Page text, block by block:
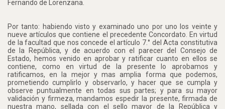
Fernando de Lorenzana.
Por tanto: habiendo visto y examinado uno por uno los veinte y
nueve artículos que contiene el precedente Concordato. En virtud
de la facultad que nos concede el artículo 7.° del Acta constitutiva
de la República, y de acuerdo con el parecer del Consejo de
Estado, hemos venido en aprobar y ratificar cuanto en ellos se
contiene, como en virtud de la presente lo aprobamos y
ratificamos, en la mejor y mas amplia forma que podemos,
prometiendo cumplirlo y observarlo, y hacer que se cumpla y
observe puntualmente en todas sus partes; y para su mayor
validación y firmeza, mandamos espedir la presente, firmada de
nuestra mano, sellada con el sello mayor de la República y